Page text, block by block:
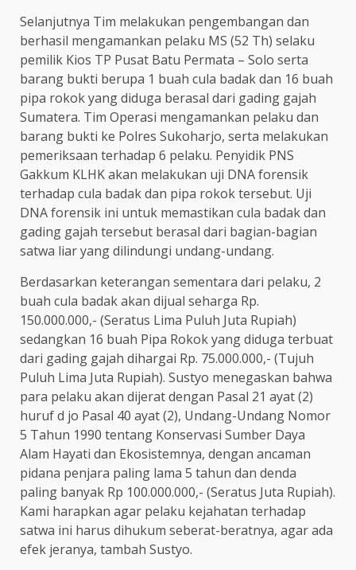
Selanjutnya Tim melakukan pengembangan dan
berhasil mengamankan pelaku MS (52 Th) selaku
pemilik Kios TP Pusat Batu Permata – Solo serta
barang bukti berupa 1 buah cula badak dan 16 buah
pipa rokok yang diduga berasal dari gading gajah
Sumatera. Tim Operasi mengamankan pelaku dan
barang bukti ke Polres Sukoharjo, serta melakukan
pemeriksaan terhadap 6 pelaku. Penyidik PNS
Gakkum KLHK akan melakukan uji DNA forensik
terhadap cula badak dan pipa rokok tersebut. Uji
DNA forensik ini untuk memastikan cula badak dan
gading gajah tersebut berasal dari bagian-bagian
satwa liar yang dilindungi undang-undang.
Berdasarkan keterangan sementara dari pelaku, 2
buah cula badak akan dijual seharga Rp.
150.000.000,- (Seratus Lima Puluh Juta Rupiah)
sedangkan 16 buah Pipa Rokok yang diduga terbuat
dari gading gajah dihargai Rp. 75.000.000,- (Tujuh
Puluh Lima Juta Rupiah). Sustyo menegaskan bahwa
para pelaku akan dijerat dengan Pasal 21 ayat (2)
huruf d jo Pasal 40 ayat (2), Undang-Undang Nomor
5 Tahun 1990 tentang Konservasi Sumber Daya
Alam Hayati dan Ekosistemnya, dengan ancaman
pidana penjara paling lama 5 tahun dan denda
paling banyak Rp 100.000.000,- (Seratus Juta Rupiah).
Kami harapkan agar pelaku kejahatan terhadap
satwa ini harus dihukum seberat-beratnya, agar ada
efek jeranya, tambah Sustyo.